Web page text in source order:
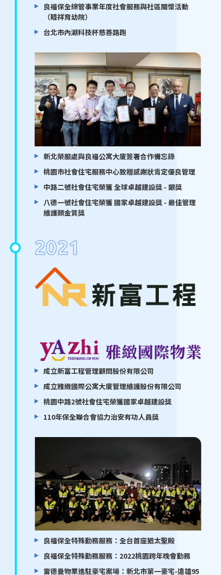
良福保全綜管事業年度社會服務與社區關懷活動
（睦祥育幼院）
台北市內湖科技杯慈善路跑
新北榮服處與良福公寓大廈簽署合作備忘錄
桃園市社會住宅服務中心致贈感謝狀肯定優良管理
中路二號社會住宅榮獲 全球卓越建設獎 - 銀獎
八德一號社會住宅榮獲 國家卓越建設獎 - 最佳管理
維護類金質獎
2021
成立新富工程管理顧問股份有限公司
成立雅緻國際公寓大廈管理維護股份有限公司
桃園中路2號社會住宅榮獲國家卓越建設獎
110年保全聯合會協力治安有功人員獎
良福保全特殊勤務服務：全台首座猶太聖殿
良福保全特殊勤務服務：2022桃園跨年晚會勤務
雷德曼物業進駐豪宅案場：新北市第一豪宅-遠雄95